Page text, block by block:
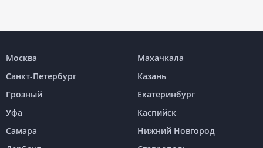
Москва
Махачкала
Санкт-Петербург
Казань
Грозный
Екатеринбург
Уфа
Каспийск
Самара
Нижний Новгород